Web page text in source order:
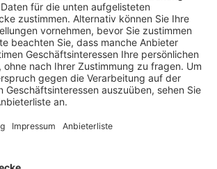
auf die Zustellung an Rhein
ruft die Beschäftigten im